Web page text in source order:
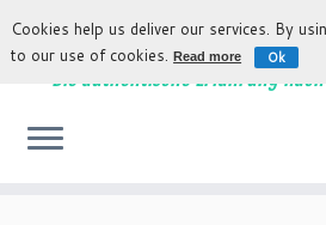
Die authentische Erfahrung
Cookies help us deliver our services. By
to our use of cookies.Read more Ok